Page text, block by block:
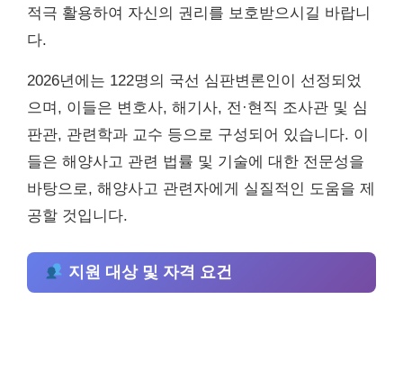
적극 활용하여 자신의 권리를 보호받으시길 바랍니
다.
2026년에는 122명의 국선 심판변론인이 선정되었
으며, 이들은 변호사, 해기사, 전·현직 조사관 및 심
판관, 관련학과 교수 등으로 구성되어 있습니다. 이
들은 해양사고 관련 법률 및 기술에 대한 전문성을
바탕으로, 해양사고 관련자에게 실질적인 도움을 제
공할 것입니다.
지원 대상 및 자격 요건